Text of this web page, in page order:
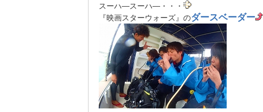
スーハ―スーハ―・・・
『映画スターウォーズ』のダースベーダー